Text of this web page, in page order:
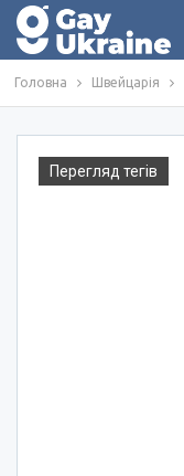
Головна Швейцарія
Перегляд тегів